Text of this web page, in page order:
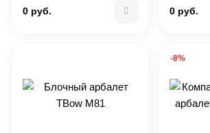
0 руб. 0 руб.
-8%